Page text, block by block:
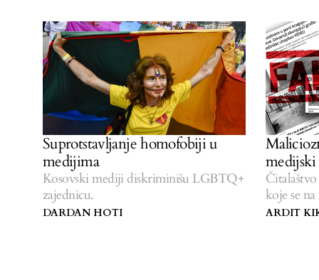
Suprotstavljanje homofobiji u
medijima
Kosovski mediji diskriminišu LGBTQ+
zajednicu.
DARDAN HOTI
koje se
Kosovu.
ARDIT